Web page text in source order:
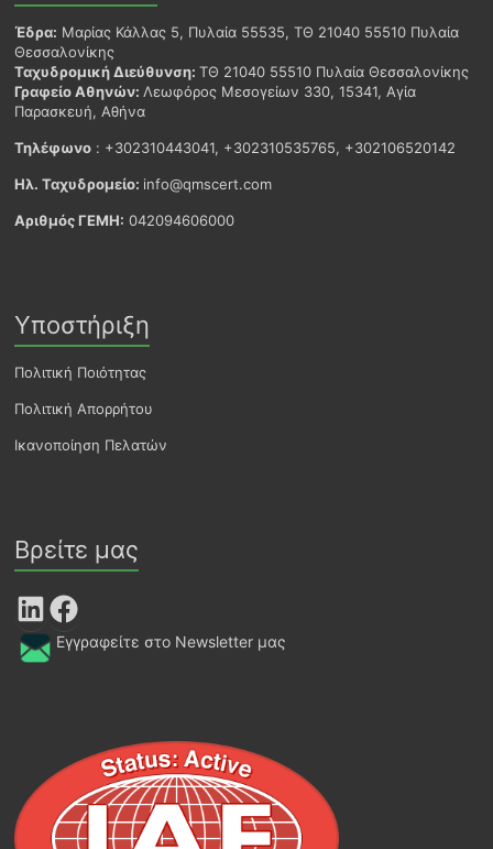
Έδρα: Μαρίας Κάλλας 5, Πυλαία 55535, ΤΘ 21040 55510 Πυλαία
Θεσσαλονίκης
Ταχυδρομική Διεύθυνση:ΤΘ 21040 55510 Πυλαία Θεσσαλονίκης
Γραφείο Αθηνών: Λεωφόρος Μεσογείων 330, 15341, Αγία
Παρασκευή, Αθήνα
Τηλέφωνο : +302310443041, +302310535765, +302106520142
Ηλ. Ταχυδρομείο: info@qmscert.com
Αριθμός ΓΕΜΗ: 042094606000
Υποστήριξη
Πολιτική Ποιότητας
Πολιτική Απορρήτου
Ικανοποίηση Πελατών
Βρείτε μας
LinkedIn Facebook
Εγγραφείτε στο Newsletter μας